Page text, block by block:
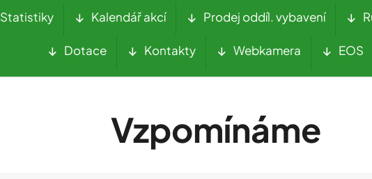
Statistiky Kalendář akcí Prodej oddíl. vybavení
Dotace Kontakty Webkamera EOS
Vzpomínáme